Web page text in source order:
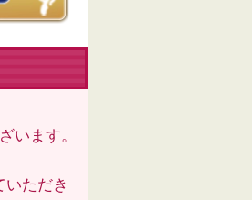
います。
ただき